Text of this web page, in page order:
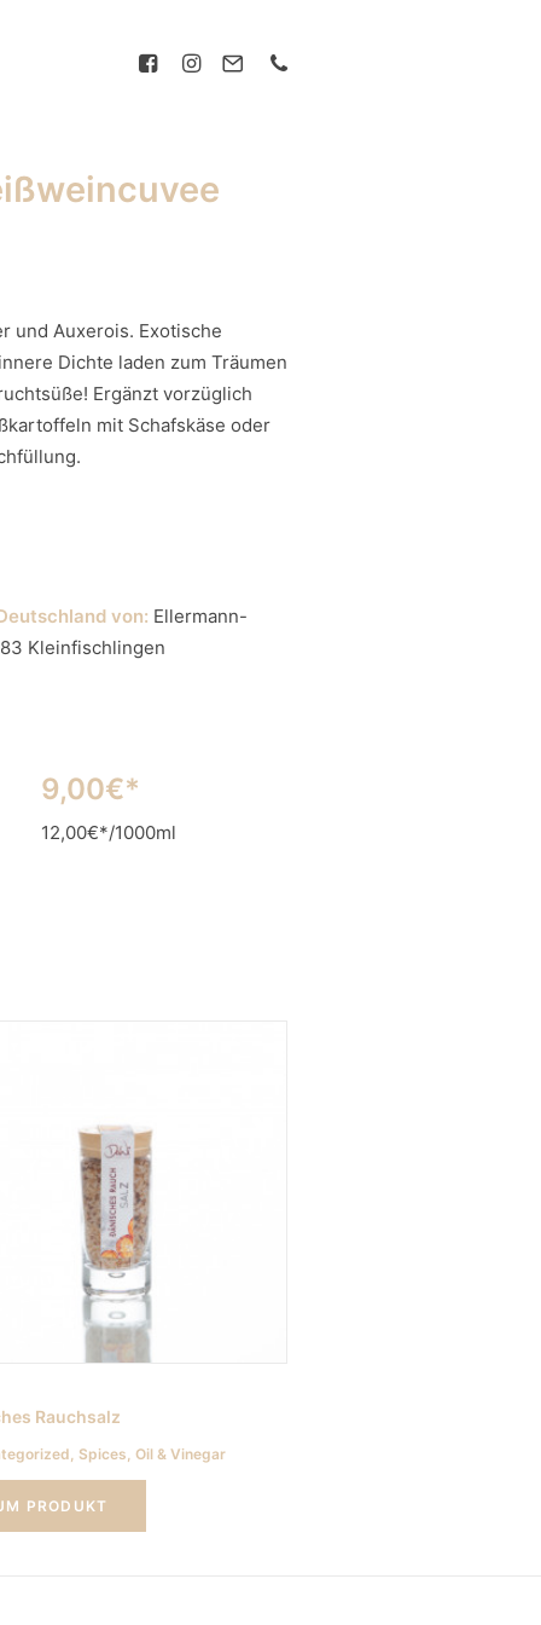
und Auxerois. Exotische
Dichte laden zum Träumen
Ergänzt vorzüglich
mit Schafskäse oder
von: Ellermann-
Kleinfischlingen
9,00€*
12,00€*/1000ml
Rauchsalz
, Spices, Oil & Vinegar
PRODUKT